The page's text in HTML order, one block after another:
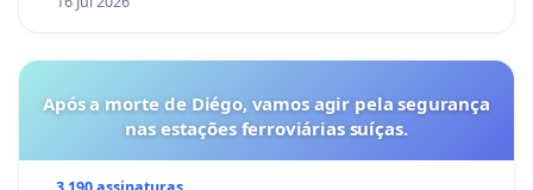
Após a morte de Diégo, vamos agir pela segurança
nas estações ferroviárias suíças.